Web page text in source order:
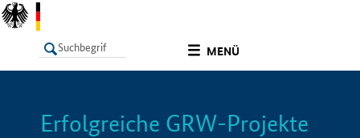
MENÜ
LISTE Info
Erfolgreiche GRW-Projekte